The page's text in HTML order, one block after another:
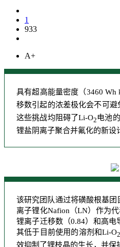
1
933
A+
具有超高能量密度（3460 Wh
移数引起的浓差极化会不可避
这些挑战均阻碍了Li-O2电池
锂盐阴离子聚合并氟化的新设
该研究团队通过将磺酸根基
离子锂化Nafion（LN）作为
锂离子迁移数（0.84）和高电
其低于目前使用的溶剂和Li-O2
效抑制了锂枝晶的生长，并保